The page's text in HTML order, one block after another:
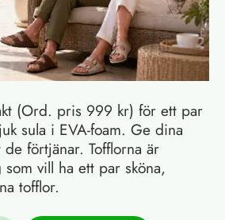
(Ord. pris 999 kr) för ett par
sula i EVA-foam. Ge dina
förtjänar. Tofflorna är
vill ha ett par sköna,
tofflor.